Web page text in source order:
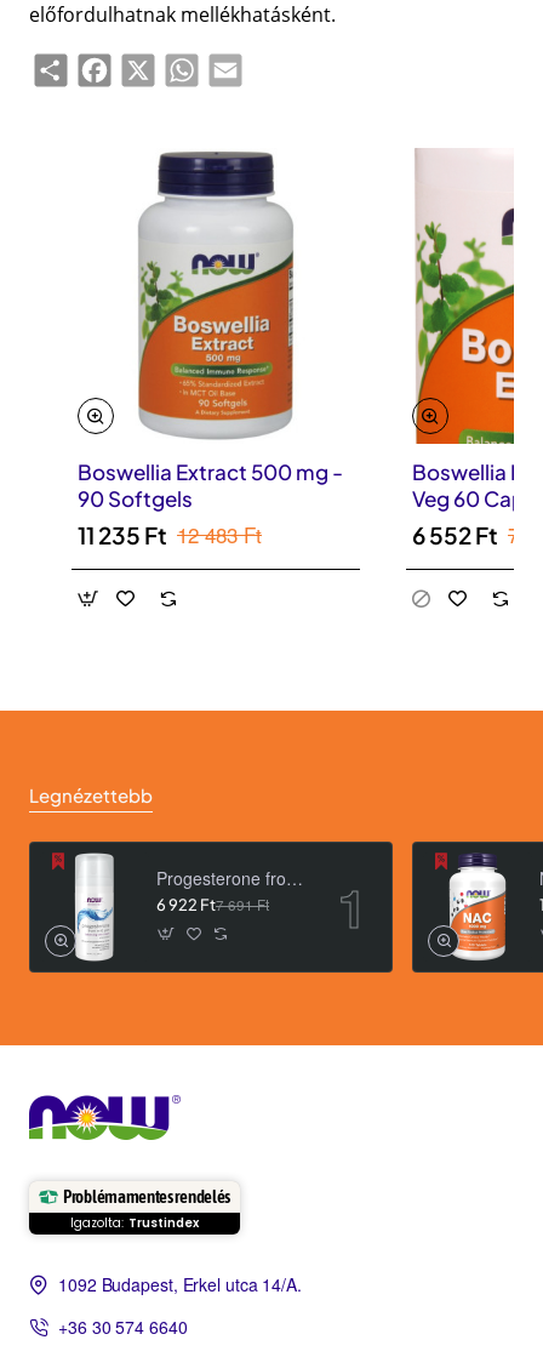
előfordulhatnak mellékhatásként.
ShareFacebook
X WhatsAppEmail
Boswellia Extract 500 mg -
90 Softgels
11 235 Ft 12 483 Ft
Boswellia
Veg 60
6 552 Ft 7
Legnézettebb
Progesterone from Wild Yam Balancing Skin Cream- 3 oz. /85 g/
6 922 Ft7 691 Ft
Problémamentes rendelés
Igazolta: Trustindex
1092 Budapest, Erkel utca 14/A.
+36 30 574 6640